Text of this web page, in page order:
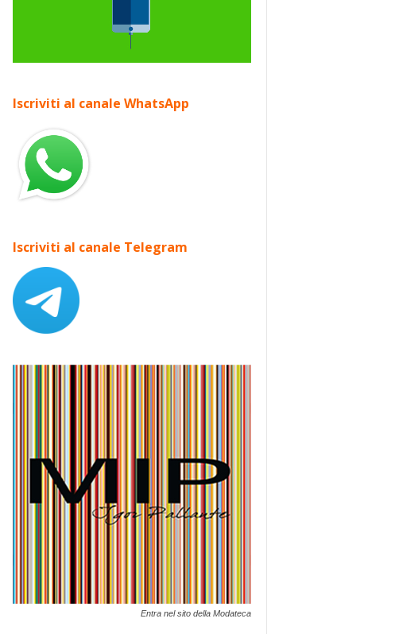
Iscriviti al canale WhatsApp
Iscriviti al canale Telegram
Entra nel sito della Modateca